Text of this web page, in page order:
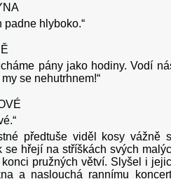
padne hlyboko.“
pány jako hodiny. Vodí
se nehutrhnem!“
předtuše viděl kosy vážně
se hřejí na stříškách svých
pružných větví. Slyšel i
a naslouchá rannímu